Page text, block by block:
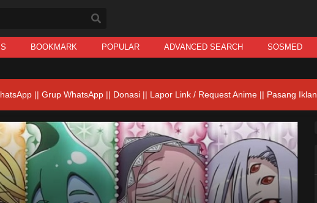
BOOKMARK POPULAR ADVANCED SEARCH SOSMED
|| Grup WhatsApp || Donasi || Lapor Link / Request Anime || Pasang Iklan